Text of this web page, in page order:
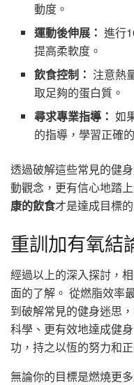
動度。
運動後伸展： 進行
提高柔軟度。
飲食控制： 注意熱
取足夠的蛋白質。
尋求專業指導： 如
的指導，學習正確
透過破解這些常見的健
動觀念，更有信心地踏
康的飲食才是達成目標
重訓加有氧結
經過以上的深入探討，
面的了解。 從燃脂效率
到破解常見的健身迷思
科學、更有效地達成健
功，持之以恆的努力和
無論你的目標是燃燒更